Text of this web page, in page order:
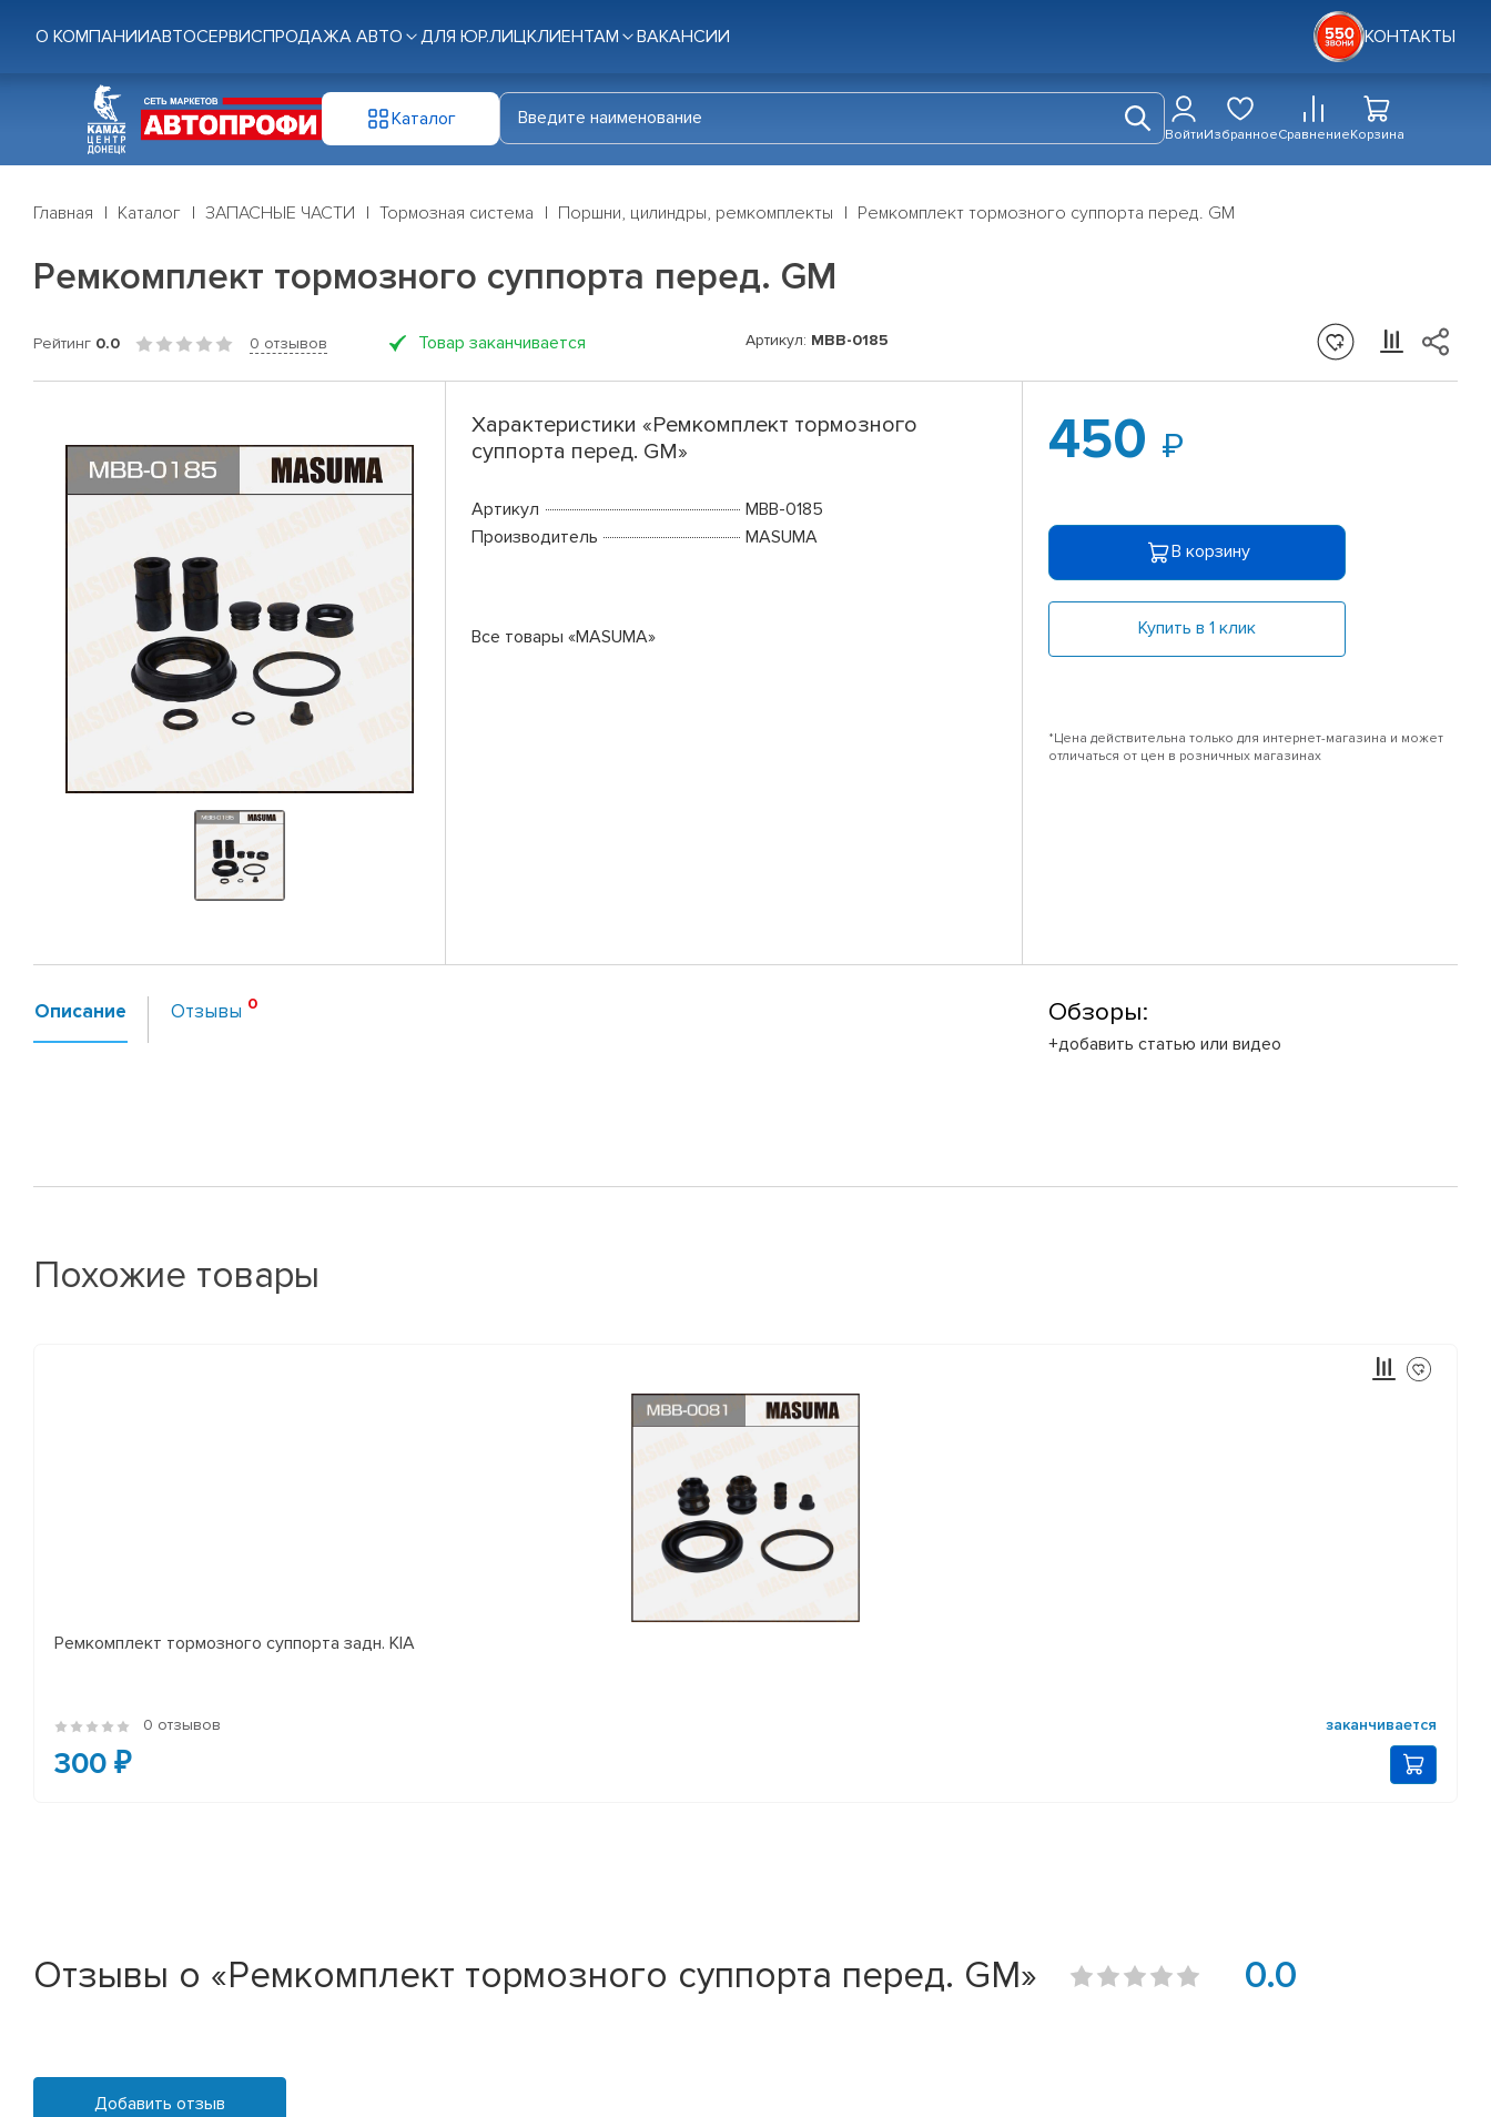
О КОМПАНИИАВТОСЕРВИСПРОДАЖА АВТО ДЛЯ ЮР.ЛИЦКЛИЕНТАМ ВАКАНСИИ КОНТАКТЫ
Каталог
ВойтиИзбранноеСравнениеКорзина
Главная Каталог ЗАПАСНЫЕ ЧАСТИ Тормозная система Поршни, цилиндры, ремкомплекты Ремкомплект тормозного суппорта перед. GM
Ремкомплект тормозного суппорта перед. GM
Рейтинг 0.0 0 отзывов Товар заканчивается Артикул: MBB-0185
Характеристики «Ремкомплект тормозного
суппорта перед. GM»
Артикул
MBB-0185
Производитель
MASUMA
Все товары «MASUMA»
450
В корзину
Купить в 1 клик
*Цена действительна только для интернет-магазина и может
отличаться от цен в розничных магазинах
Описание Отзывы Обзоры:
+добавить статью или видео
Похожие товары
Ремкомплект тормозного суппорта задн. KIA
0 отзывов заканчивается
300 ₽
Отзывы о «Ремкомплект тормозного суппорта перед. GM» 0.0
Добавить отзыв